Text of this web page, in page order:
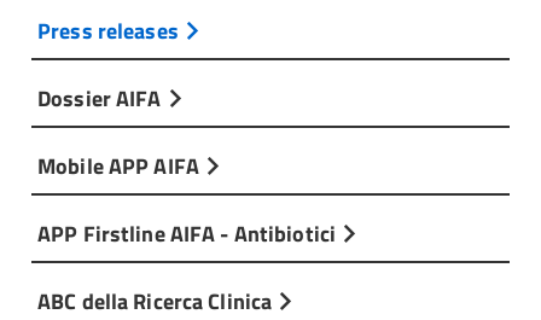
Press releases
Dossier AIFA
Mobile APP AIFA
APP Firstline AIFA - Antibiotici
ABC della Ricerca Clinica